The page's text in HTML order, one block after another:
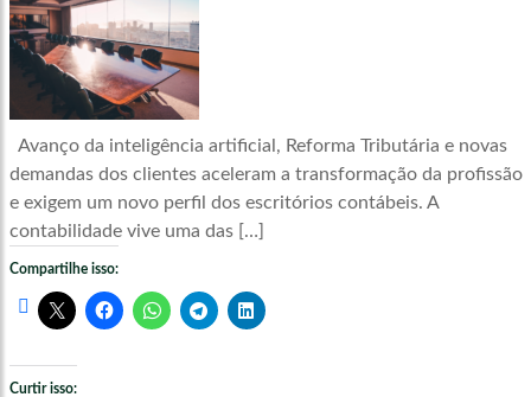
Avanço da inteligência artificial, Reforma Tributária e novas
demandas dos clientes aceleram a transformação da profissão
e exigem um novo perfil dos escritórios contábeis. A
contabilidade vive uma das […]
Compartilhe isso:
Curtir isso: